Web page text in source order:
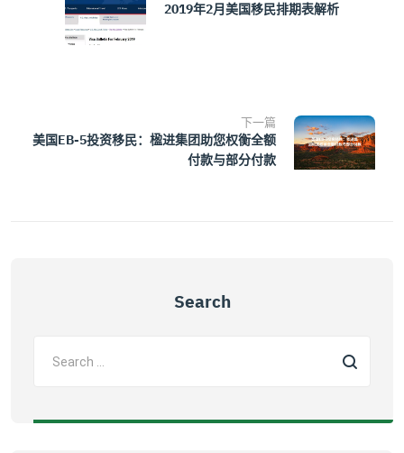
2019年2月美国移民排期表解析
下一篇
美国EB-5投资移民：楹进集团助您权衡全额
付款与部分付款
Search